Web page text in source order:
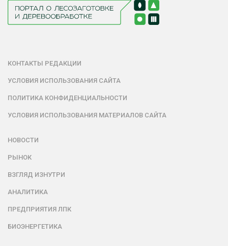
КОНТАКТЫ РЕДАКЦИИ
УСЛОВИЯ ИСПОЛЬЗОВАНИЯ САЙТА
ПОЛИТИКА КОНФИДЕНЦИАЛЬНОСТИ
УСЛОВИЯ ИСПОЛЬЗОВАНИЯ МАТЕРИАЛОВ САЙТА
НОВОСТИ
РЫНОК
ВЗГЛЯД ИЗНУТРИ
АНАЛИТИКА
ПРЕДПРИЯТИЯ ЛПК
БИОЭНЕРГЕТИКА